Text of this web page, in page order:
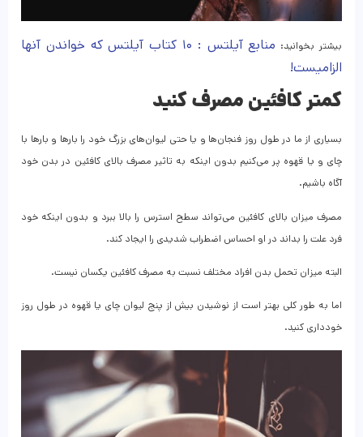
بیشتر بخوانید:
منابع آیلتس : ۱۰ کتاب آیلتس که خواندن آنها
الزامیست!
کمتر کافئین مصرف کنید
بسیاری از ما در طول روز فنجان‌ها و یا حتی لیوان‌های بزرگ خود را بارها و بارها با
چای و یا قهوه پر می‌کنیم بدون اینکه به تاثیر مصرف بالای کافئین در بدن خود
آگاه باشیم.
مصرف میزان بالای کافئین می‌تواند سطح استرس را بالا ببرد و بدون اینکه خود
فرد علت را بداند در او احساس اضطراب شدیدی را ایجاد کند.
البته میزان تحمل بدن افراد مختلف نسبت به مصرف کافئین یکسان نیست.
اما به طور کلی بهتر است از نوشیدن بیش از پنج لیوان چای یا قهوه در طول روز
خودداری کنید.